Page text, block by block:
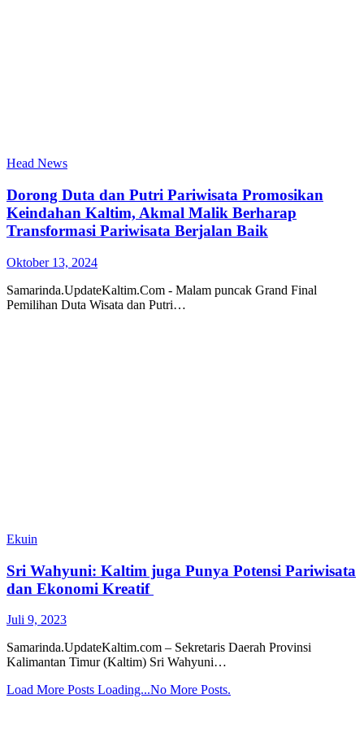
Head News
Dorong Duta dan Putri Pariwisata Promosikan
Keindahan Kaltim, Akmal Malik Berharap
Transformasi Pariwisata Berjalan Baik
Oktober 13, 2024
Samarinda.UpdateKaltim.Com - Malam puncak Grand Final
Pemilihan Duta Wisata dan Putri…
Ekuin
Sri Wahyuni: Kaltim juga Punya Potensi Pariwisata
dan Ekonomi Kreatif
Juli 9, 2023
Samarinda.UpdateKaltim.com – Sekretaris Daerah Provinsi
Kalimantan Timur (Kaltim) Sri Wahyuni…
Load More Posts Loading...No More Posts.